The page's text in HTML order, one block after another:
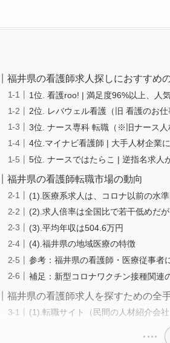
福井県の看護師求人探しにおすすめ
1位. 看護roo! | 満足度96%以上、人
2位. レバウェル看護（旧 看護のお
3位. ナース専科 転職（※旧ナース人
4位.マイナビ看護師 | 大手人材企業
5位. ナースではたらこ | 逆指名求人
福井県の看護師転職市場の動向
(1).医療系求人は、コロナ以前の水
(2).求人倍率は全国比で若干低めだ
(3).平均年収は504.6万円
(4).福井県の地域医療の特徴
参考：福井県の看護師・医療従事者
補足：新型コロナワクチン接種関連
福井県の看護師求人を探すための全
(1).転職サイト（民間の人材紹介会社